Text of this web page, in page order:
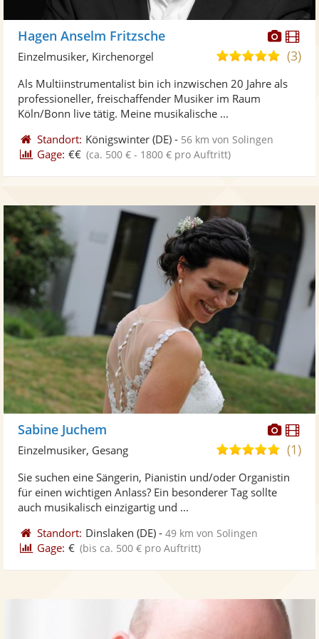
Fotos
Hagen Anselm Fritzsche
5,0
5
(3)
Einzelmusiker, Kirchenorgel
Als Multiinstrumentalist bin ich inzwischen 20 Jahre als
professioneller, freischaffender Musiker im Raum
Köln/Bonn live tätig. Meine musikalische ...
Standort: Königswinter (DE) - 56 km von Solingen
Gage: €€ (ca. 500 € - 1800 € pro Auftritt)
Fotos
Sabine Juchem
5,0
5
(1)
Einzelmusiker, Gesang
Sie suchen eine Sängerin, Pianistin und/oder Organistin
für einen wichtigen Anlass? Ein besonderer Tag sollte
auch musikalisch einzigartig und ...
Standort: Dinslaken (DE) -49 km von Solingen
Gage: € (bis ca. 500 € pro Auftritt)